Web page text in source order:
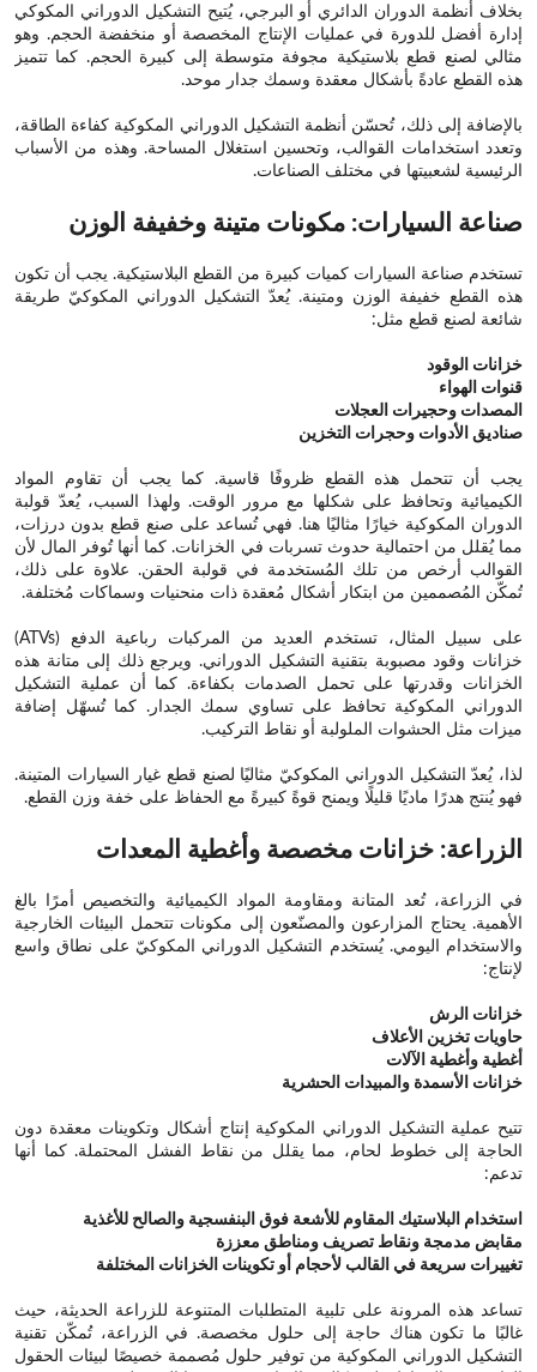
بخلاف أنظمة الدوران الدائري أو البرجي، يُتيح التشكيل الدوراني المكوكي
إدارة أفضل للدورة في عمليات الإنتاج المخصصة أو منخفضة الحجم. وهو
مثالي لصنع قطع بلاستيكية مجوفة متوسطة إلى كبيرة الحجم. كما تتميز
هذه القطع عادةً بأشكال معقدة وسمك جدار موحد.
بالإضافة إلى ذلك، تُحسّن أنظمة التشكيل الدوراني المكوكية كفاءة الطاقة،
وتعدد استخدامات القوالب، وتحسين استغلال المساحة. وهذه من الأسباب
الرئيسية لشعبيتها في مختلف الصناعات.
صناعة السيارات: مكونات متينة وخفيفة الوزن
تستخدم صناعة السيارات كميات كبيرة من القطع البلاستيكية. يجب أن تكون
هذه القطع خفيفة الوزن ومتينة. يُعدّ التشكيل الدوراني المكوكيّ طريقة
شائعة لصنع قطع مثل:
خزانات الوقود
قنوات الهواء
المصدات وحجيرات العجلات
صناديق الأدوات وحجرات التخزين
يجب أن تتحمل هذه القطع ظروفًا قاسية. كما يجب أن تقاوم المواد
الكيميائية وتحافظ على شكلها مع مرور الوقت. ولهذا السبب، يُعدّ قولبة
الدوران المكوكية خيارًا مثاليًا هنا. فهي تُساعد على صنع قطع بدون درزات،
مما يُقلل من احتمالية حدوث تسربات في الخزانات. كما أنها تُوفر المال لأن
القوالب أرخص من تلك المُستخدمة في قولبة الحقن. علاوة على ذلك،
تُمكّن المُصممين من ابتكار أشكال مُعقدة ذات منحنيات وسماكات مُختلفة.
على سبيل المثال، تستخدم العديد من المركبات رباعية الدفع (ATVs)
خزانات وقود مصبوبة بتقنية التشكيل الدوراني. ويرجع ذلك إلى متانة هذه
الخزانات وقدرتها على تحمل الصدمات بكفاءة. كما أن عملية التشكيل
الدوراني المكوكية تحافظ على تساوي سمك الجدار. كما تُسهّل إضافة
ميزات مثل الحشوات الملولبة أو نقاط التركيب.
لذا، يُعدّ التشكيل الدوراني المكوكيّ مثاليًا لصنع قطع غيار السيارات المتينة.
فهو يُنتج هدرًا ماديًا قليلًا ويمنح قوةً كبيرةً مع الحفاظ على خفة وزن القطع.
الزراعة: خزانات مخصصة وأغطية المعدات
في الزراعة، تُعد المتانة ومقاومة المواد الكيميائية والتخصيص أمرًا بالغ
الأهمية. يحتاج المزارعون والمصنّعون إلى مكونات تتحمل البيئات الخارجية
والاستخدام اليومي. يُستخدم التشكيل الدوراني المكوكيّ على نطاق واسع
لإنتاج:
خزانات الرش
حاويات تخزين الأعلاف
أغطية وأغطية الآلات
خزانات الأسمدة والمبيدات الحشرية
تتيح عملية التشكيل الدوراني المكوكية إنتاج أشكال وتكوينات معقدة دون
الحاجة إلى خطوط لحام، مما يقلل من نقاط الفشل المحتملة. كما أنها
تدعم:
استخدام البلاستيك المقاوم للأشعة فوق البنفسجية والصالح للأغذية
مقابض مدمجة ونقاط تصريف ومناطق معززة
تغييرات سريعة في القالب لأحجام أو تكوينات الخزانات المختلفة
تساعد هذه المرونة على تلبية المتطلبات المتنوعة للزراعة الحديثة، حيث
غالبًا ما تكون هناك حاجة إلى حلول مخصصة. في الزراعة، تُمكّن تقنية
التشكيل الدوراني المكوكية من توفير حلول مُصممة خصيصًا لبيئات الحقول